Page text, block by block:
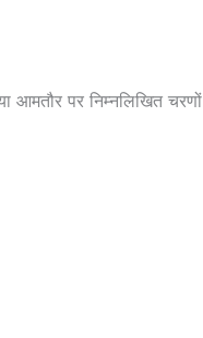
आमतौर पर निम्नलिखित चरणों